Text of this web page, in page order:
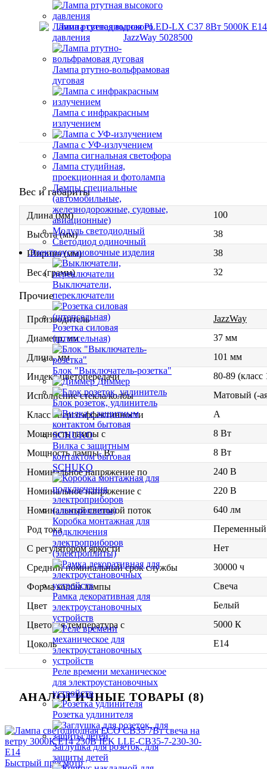
Лампа ртутная высокого
давления
Лампа ртутно-вольфрамовая
дуговая
Лампа с инфракрасным
излучением
Лампа с УФ-излучением
Лампа сигнальная светофора
Лампа студийная,
проекционная и фотолампа
Лампы специальные
(автомобильные,
железнодорожные, судовые,
авиационные)
Модуль светодиодный
Светодиод одиночный
Электроустановочные изделия
Выключатели,
переключатели
Розетка силовая
(штепсельная)
Блок "Выключатель-розетка"
Диммер
Блок розеток, удлинитель
Вилка с защитным
контактом бытовая
SCHUKO
Коробка монтажная для
подключения
электроприборов
(электроплиты)
Рамка декоративная для
электроустановочных
устройств
Реле времени механическое
для электроустановочных
устройств
Розетка удлинителя
Заглушка для розеток, для
защиты детей
Вес и габариты
Длина (мм)
100
Высота (мм)
38
Ширина (мм)
38
Вес (грамм)
32
Прочие
Производитель
JazzWay
Диаметр, мм
37 мм
Длина, мм
101 мм
Индекс цветопередачи
80-89 (класс
Исполнение стекла/колбы
Матовый (-
Класс энергоэффективности
A
Мощность лампы с
8 Вт
Мощность лампы, Вт
8 Вт
Номинальное напряжение по
240 В
Номинальное напряжение с
220 В
Номинальный световой поток
640 лм
Род тока
С регулятором яркости
Нет
Средний номинальный срок службы
30000 ч
Форма колбы лампы
Свеча
Цвет
Белый
Цветовая температура с
5000 К
Цоколь
E14
АНАЛОГИЧНЫЕ ТОВАРЫ (8)
Быстрый просмотр